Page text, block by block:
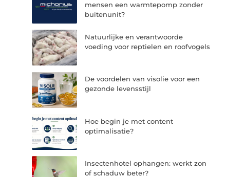
mensen een warmtepomp zonder
buitenunit?
Natuurlijke en verantwoorde
voeding voor reptielen en roofvogels
De voordelen van visolie voor een
gezonde levensstijl
Hoe begin je met content
optimalisatie?
Insectenhotel ophangen: werkt zon
of schaduw beter?